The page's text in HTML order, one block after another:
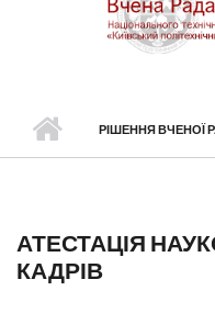
ГОЛОВНЕ
РІШЕННЯ ВЧЕНОЇ
АТЕСТАЦІЯ
КАДРІВ